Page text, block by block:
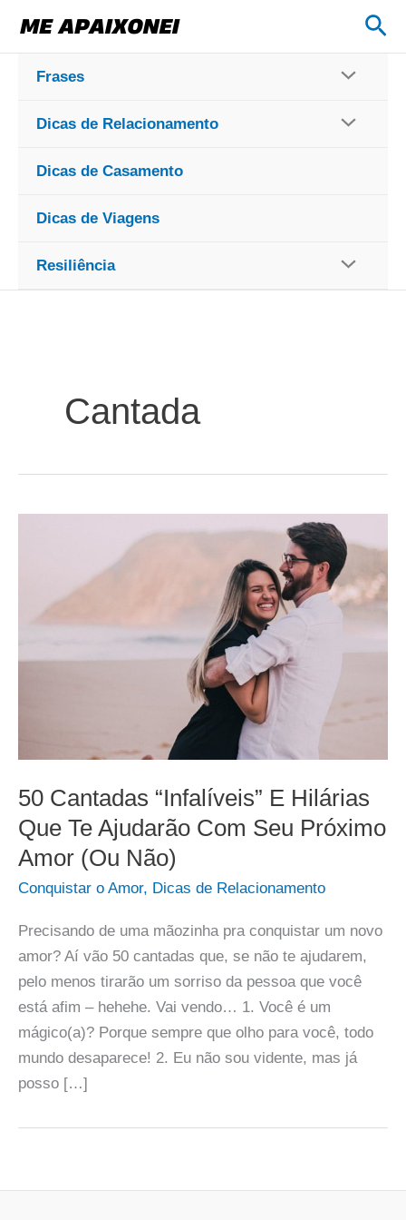
para
conteúdo
Frases
Dicas de Relacionamento
Dicas de Casamento
Dicas de Viagens
Resiliência
Cantada
50 Cantadas “Infalíveis” E Hilárias
Que Te Ajudarão Com Seu Próximo
Amor (Ou Não)
Conquistar o Amor, Dicas de Relacionamento
Precisando de uma mãozinha pra conquistar um novo
amor? Aí vão 50 cantadas que, se não te ajudarem,
pelo menos tirarão um sorriso da pessoa que você
está afim – hehehe. Vai vendo… 1. Você é um
mágico(a)? Porque sempre que olho para você, todo
mundo desaparece! 2. Eu não sou vidente, mas já
posso […]